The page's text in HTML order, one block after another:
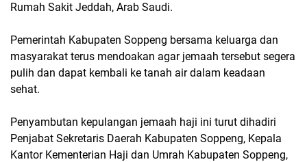
Rumah Sakit Jeddah, Arab Saudi.
Pemerintah Kabupaten Soppeng bersama keluarga dan
masyarakat terus mendoakan agar jemaah tersebut segera
pulih dan dapat kembali ke tanah air dalam keadaan
sehat.
Penyambutan kepulangan jemaah haji ini turut dihadiri
Penjabat Sekretaris Daerah Kabupaten Soppeng, Kepala
Kantor Kementerian Haji dan Umrah Kabupaten Soppeng,